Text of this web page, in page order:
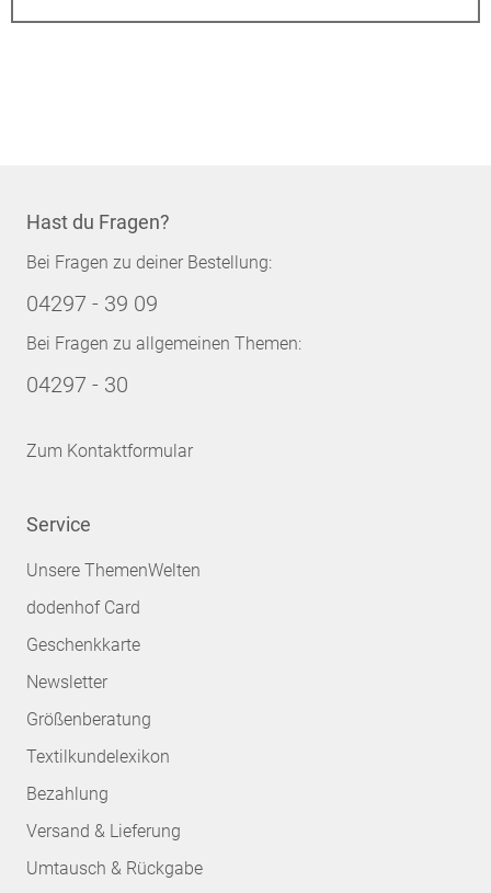
Hast du Fragen?
Bei Fragen zu deiner Bestellung:
04297 - 39 09
Bei Fragen zu allgemeinen Themen:
04297 - 30
Zum Kontaktformular
Service
Unsere ThemenWelten
dodenhof Card
Geschenkkarte
Newsletter
Größenberatung
Textilkundelexikon
Bezahlung
Versand & Lieferung
Umtausch & Rückgabe